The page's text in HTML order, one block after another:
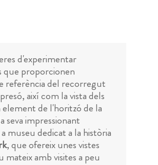
d'experimentar
que proporcionen
referència del recorregut
així com la vista dels
de l'horitzó de la
seva impressionant
museu dedicat a la història
, que ofereix unes vistes
amb visites a peu